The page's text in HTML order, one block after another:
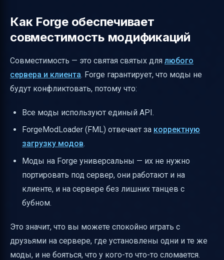
Как Forge обеспечивает
совместимость модификаций
Совместимость — это святая святых для любого
сервера и клиента. Forge гарантирует, что моды не
будут конфликтовать, потому что:
Все моды используют единый API.
ForgeModLoader (FML) отвечает за корректную
загрузку модов.
Моды на Forge универсальны — их не нужно
портировать под сервер, они работают и на
клиенте, и на сервере без лишних танцев с
бубном.
Это значит, что вы можете спокойно играть с
друзьями на сервере, где установлены одни и те же
моды, и не бояться, что у кого-то что-то сломается.